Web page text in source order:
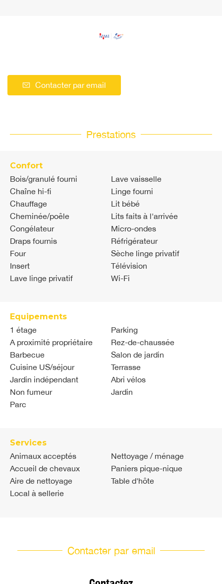
Contacter par email
Prestations
Confort
Bois/granulé fourni
Chaîne hi-fi
Chauffage
Cheminée/poêle
Congélateur
Draps fournis
Four
Insert
Lave linge privatif
Lave vaisselle
Linge fourni
Lit bébé
Lits faits à l'arrivée
Micro-ondes
Réfrigérateur
Sèche linge privatif
Télévision
Wi-Fi
Equipements
1 étage
A proximité propriétaire
Barbecue
Cuisine US/séjour
Jardin indépendant
Non fumeur
Parc
Parking
Rez-de-chaussée
Salon de jardin
Terrasse
Abri vélos
Jardin
Services
Animaux acceptés
Accueil de chevaux
Aire de nettoyage
Local à sellerie
Nettoyage / ménage
Paniers pique-nique
Table d'hôte
Contacter par email